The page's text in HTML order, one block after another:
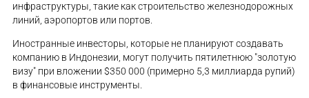
инфраструктуры, такие как строительство железнодорожных
линий, аэропортов или портов.
Иностранные инвесторы, которые не планируют создавать
компанию в Индонезии, могут получить пятилетнюю "золотую
визу" при вложении $350 000 (примерно 5,3 миллиарда рупий)
в финансовые инструменты.